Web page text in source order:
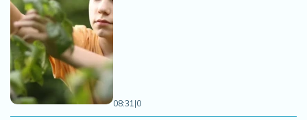
08:31|0